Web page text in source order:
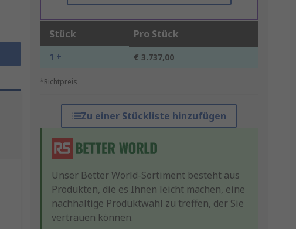
Stück Pro Stück
1 + € 3.737,00
*Richtpreis
Zu einer Stückliste hinzufügen
Unser Better World-Sortiment besteht aus
Produkten, die es Ihnen leicht machen, eine
nachhaltige Produktwahl zu treffen, der Sie
vertrauen können.